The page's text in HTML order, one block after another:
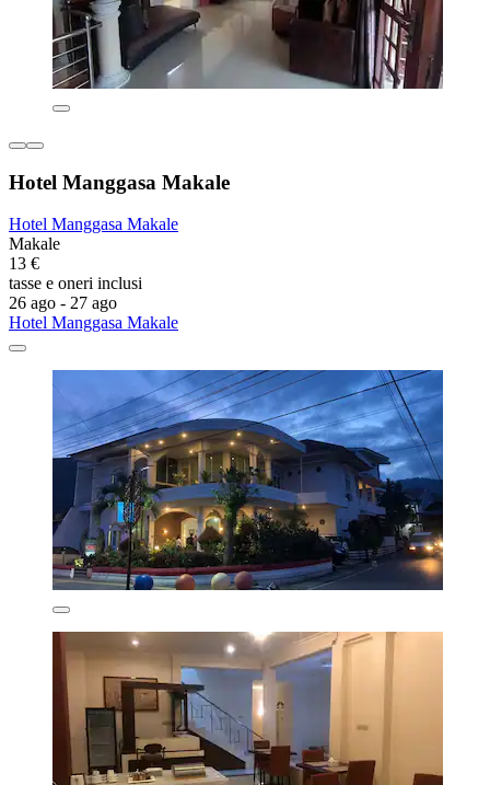
Hotel Manggasa Makale
Hotel Manggasa Makale
Makale
13 €
tasse e oneri inclusi
26 ago - 27 ago
Hotel Manggasa Makale